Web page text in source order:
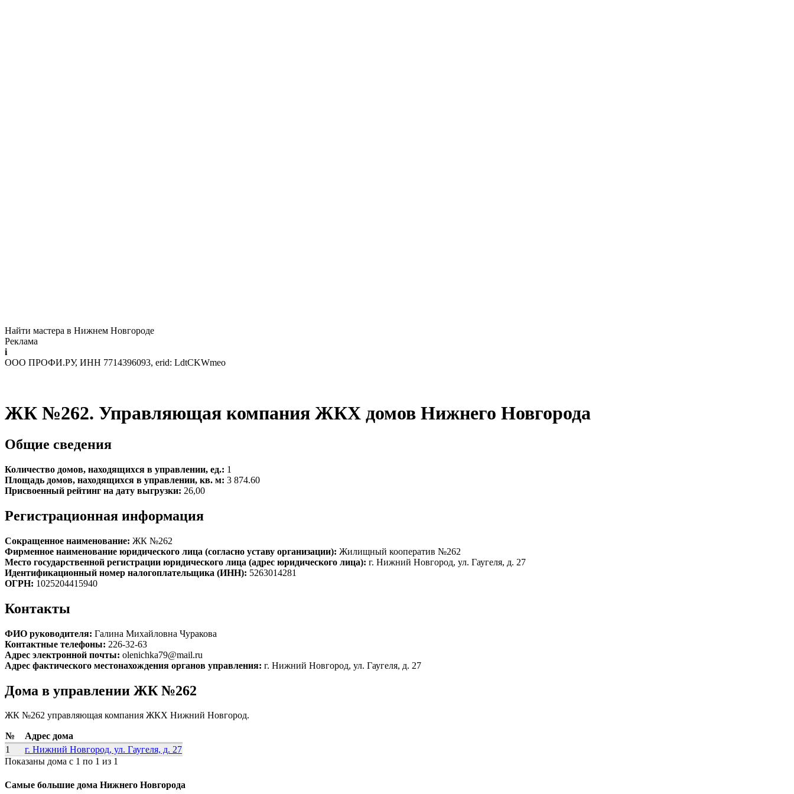
Найти мастера в Нижнем Новгороде
Реклама
i
ООО ПРОФИ.РУ, ИНН 7714396093, erid: LdtCKWmeo
ЖК №262. Управляющая компания ЖКХ домов Нижнего Новгорода
Общие сведения
Количество домов, находящихся в управлении, ед.: 1
Площадь домов, находящихся в управлении, кв. м: 3 874.60
Присвоенный рейтинг на дату выгрузки: 26,00
Регистрационная информация
Сокращенное наименование: ЖК №262
Фирменное наименование юридического лица (согласно уставу организации): Жилищный кооператив №262
Место государственной регистрации юридического лица (адрес юридического лица): г. Нижний Новгород, ул. Гаугеля, д. 27
Идентификационный номер налогоплательщика (ИНН): 5263014281
ОГРН: 1025204415940
Контакты
ФИО руководителя: Галина Михайловна Чуракова
Контактные телефоны: 226-32-63
Адрес электронной почты: olenichka79@mail.ru
Адрес фактического местонахождения органов управления: г. Нижний Новгород, ул. Гаугеля, д. 27
Дома в управлении ЖК №262
ЖК №262 управляющая компания ЖКХ Нижний Новгород.
№
Адрес дома
1
г. Нижний Новгород, ул. Гаугеля, д. 27
Показаны дома с 1 по 1 из 1
Самые большие дома Нижнего Новгорода